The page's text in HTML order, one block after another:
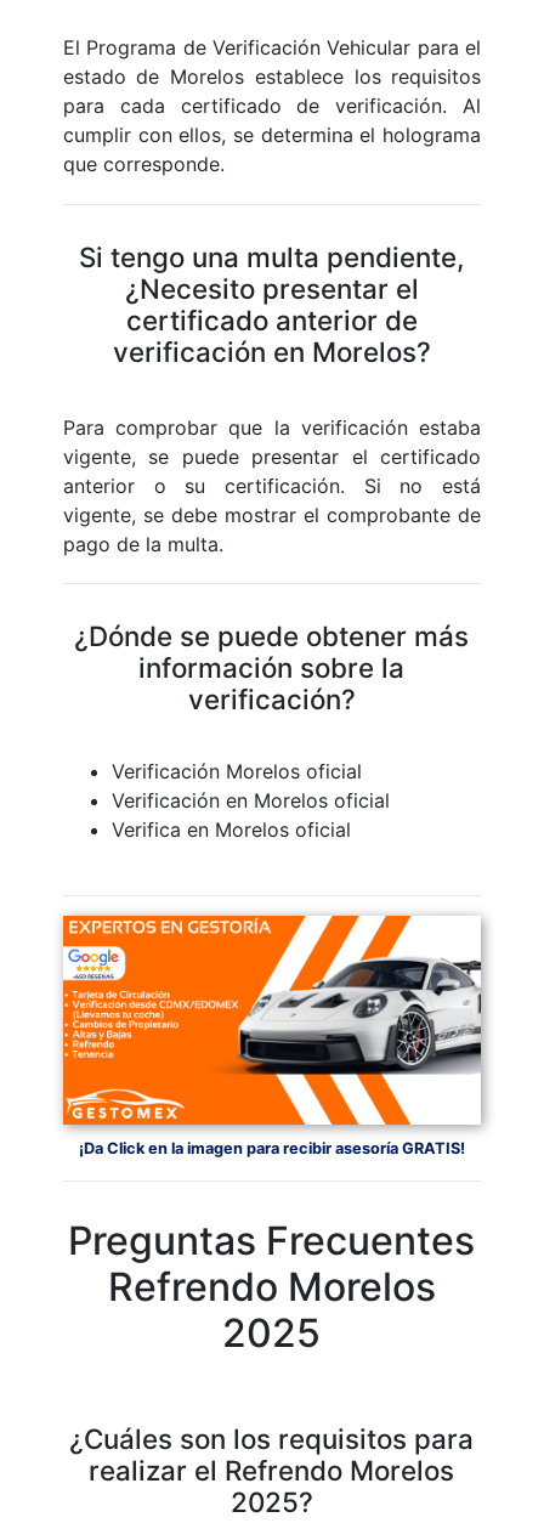
El Programa de Verificación Vehicular para el
estado de Morelos establece los requisitos
para cada certificado de verificación. Al
cumplir con ellos, se determina el holograma
que corresponde.
Si tengo una multa pendiente,
¿Necesito presentar el
certificado anterior de
verificación en Morelos?
Para comprobar que la verificación estaba
vigente, se puede presentar el certificado
anterior o su certificación. Si no está
vigente, se debe mostrar el comprobante de
pago de la multa.
¿Dónde se puede obtener más
información sobre la
verificación?
Verificación Morelos oficial
Verificación en Morelos oficial
Verifica en Morelos oficial
¡Da Click en la imagen para recibir asesoría GRATIS!
Preguntas Frecuentes
Refrendo Morelos
2025
¿Cuáles son los requisitos para
realizar el Refrendo Morelos
2025?